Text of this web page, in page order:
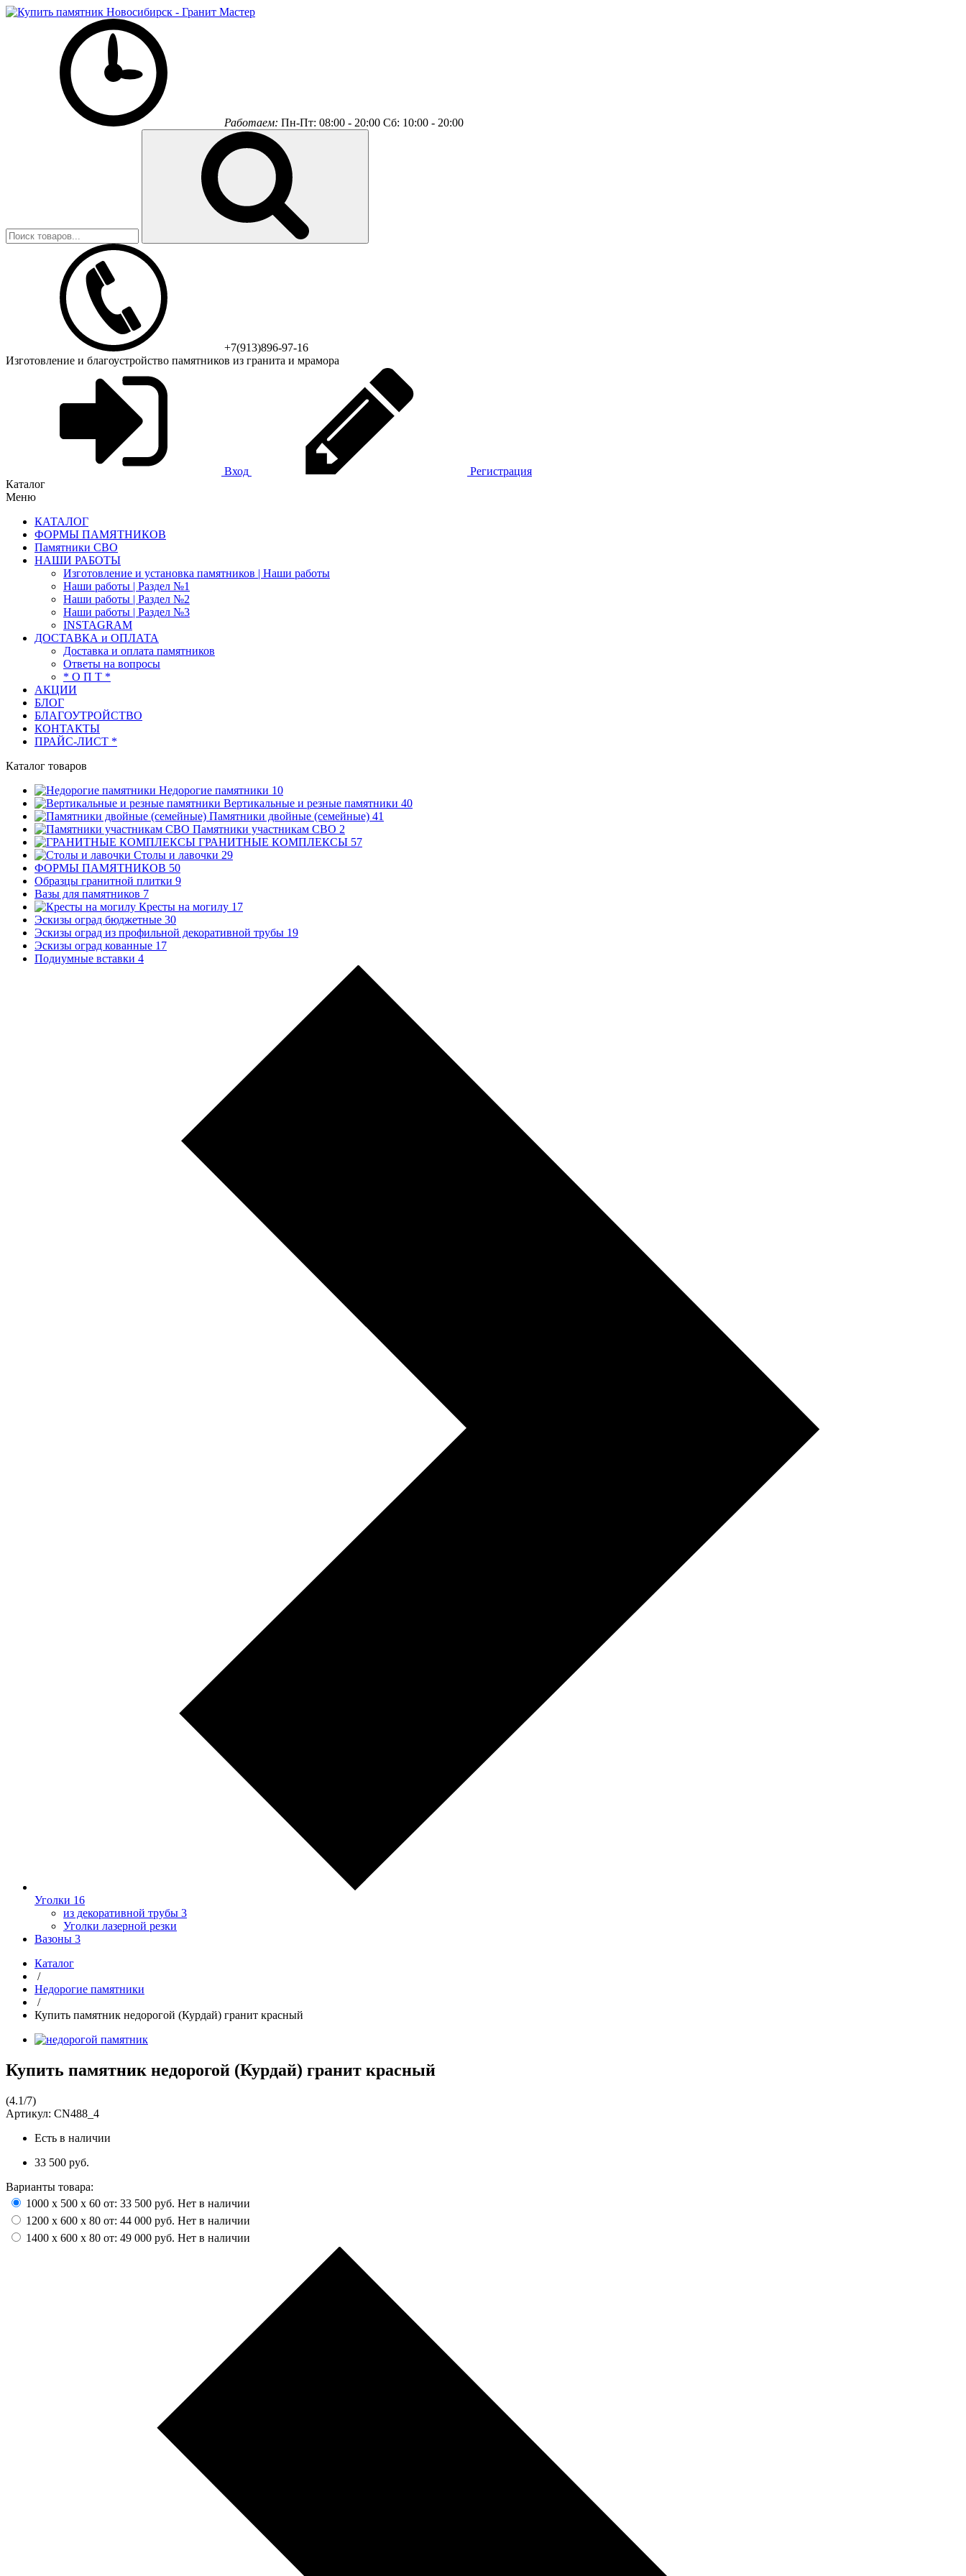
Работаем: Пн-Пт: 08:00 - 20:00 Сб: 10:00 - 20:00
+7(913)896-97-16
Изготовление и благоустройство памятников из гранита и мрамора
Вход
Регистрация
Каталог
Меню
КАТАЛОГ
ФОРМЫ ПАМЯТНИКОВ
Памятники СВО
НАШИ РАБОТЫ
Изготовление и установка памятников | Наши работы
Наши работы | Раздел №1
Наши работы | Раздел №2
Наши работы | Раздел №3
INSTAGRAM
ДОСТАВКА и ОПЛАТА
Доставка и оплата памятников
Ответы на вопросы
* О П Т *
АКЦИИ
БЛОГ
БЛАГОУТРОЙСТВО
КОНТАКТЫ
ПРАЙС-ЛИСТ *
Каталог товаров
Недорогие памятники 10
Вертикальные и резные памятники 40
Памятники двойные (семейные) 41
Памятники участникам СВО 2
ГРАНИТНЫЕ КОМПЛЕКСЫ 57
Столы и лавочки 29
ФОРМЫ ПАМЯТНИКОВ 50
Образцы гранитной плитки 9
Вазы для памятников 7
Кресты на могилу 17
Эскизы оград бюджетные 30
Эскизы оград из профильной декоративной трубы 19
Эскизы оград кованные 17
Подиумные вставки 4
Уголки 16
из декоративной трубы 3
Уголки лазерной резки
Вазоны 3
Каталог
/
Недорогие памятники
/
Купить памятник недорогой (Курдай) гранит красный
Купить памятник недорогой (Курдай) гранит красный
(4.1/7)
Артикул: CN488_4
Есть в наличии
33 500 руб.
Варианты товара:
1000 х 500 х 60 от: 33 500 руб. Нет в наличии
1200 х 600 х 80 от: 44 000 руб. Нет в наличии
1400 х 600 х 80 от: 49 000 руб. Нет в наличии